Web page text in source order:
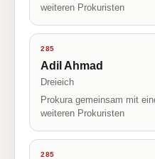
weiteren Prokuristen
285
Adil Ahmad
Dreieich
Prokura gemeinsam mit
weiteren Prokuristen
285